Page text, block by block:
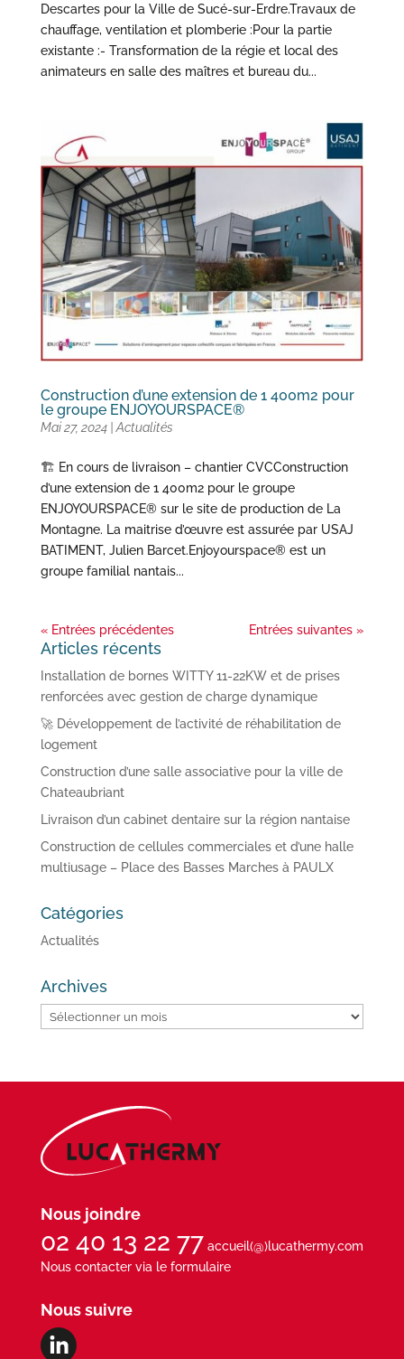
Descartes pour la Ville de Sucé-sur-Erdre.Travaux de
chauffage, ventilation et plomberie :Pour la partie
existante :- Transformation de la régie et local des
animateurs en salle des maîtres et bureau du...
Construction d’une extension de 1 400m2 pour
le groupe ENJOYOURSPACE®
Mai 27, 2024|Actualités
🏗 En cours de livraison – chantier CVCConstruction
d’une extension de 1 400m2 pour le groupe
ENJOYOURSPACE® sur le site de production de La
Montagne. La maitrise d’œuvre est assurée par USAJ
BATIMENT, Julien Barcet.Enjoyourspace® est un
groupe familial nantais...
« Entrées précédentes Entrées suivantes »
Articles récents
Installation de bornes WITTY 11-22KW et de prises
renforcées avec gestion de charge dynamique
🚀 Développement de l’activité de réhabilitation de
logement
Construction d’une salle associative pour la ville de
Chateaubriant
Livraison d’un cabinet dentaire sur la région nantaise
Construction de cellules commerciales et d’une halle
multiusage – Place des Basses Marches à PAULX
Catégories
Actualités
Archives
Archives
Nous joindre
02 40 13 22 77 accueil(@)lucathermy.com
Nous contacter via le formulaire
Nous suivre